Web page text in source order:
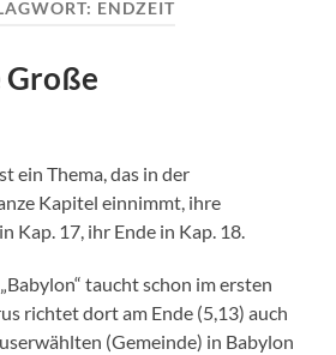
ENDZEIT
Große
ein Thema, das in der
Kapitel einnimmt, ihre
Kap. 17, ihr Ende in Kap. 18.
taucht schon im ersten
richtet dort am Ende (5,13) auch
(Gemeinde) in Babylon